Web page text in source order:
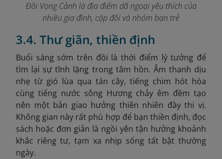
Đồi Vọng Cảnh là địa điểm dã ngoại yêu thích của
nhiều gia đình, cặp đôi và nhóm bạn trẻ
3.4. Thư giãn, thiền định
Buổi sáng sớm trên đồi là thời điểm lý tưởng để
tìm lại sự tĩnh lặng trong tâm hồn. Âm thanh dịu
nhẹ từ gió lùa qua tán cây, tiếng chim hót hòa
cùng tiếng nước sông Hương chảy êm đềm tạo
nên một bản giao hưởng thiên nhiên đầy thi vị.
Không gian này rất phù hợp để bạn thiền định, đọc
sách hoặc đơn giản là ngồi yên tận hưởng khoảnh
khắc riêng tư, tạm xa nhịp sống tất bật thường
ngày.